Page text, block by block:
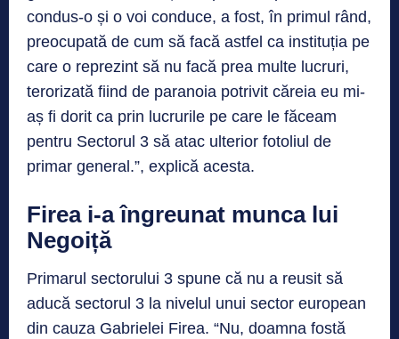
condus-o și o voi conduce, a fost, în primul rând,
preocupată de cum să facă astfel ca instituția pe
care o reprezint să nu facă prea multe lucruri,
terorizată fiind de paranoia potrivit căreia eu mi-
aș fi dorit ca prin lucrurile pe care le făceam
pentru Sectorul 3 să atac ulterior fotoliul de
primar general.”, explică acesta.
Firea i-a îngreunat munca lui
Negoiță
Primarul sectorului 3 spune că nu a reusit să
aducă sectorul 3 la nivelul unui sector european
din cauza Gabrielei Firea. “Nu, doamna fostă